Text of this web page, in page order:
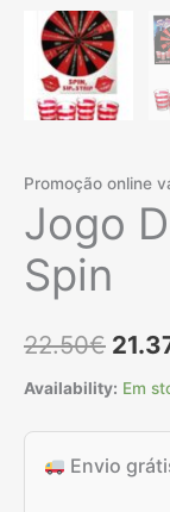
Promoção online
Jogo
Spin
22.50€ O
era:
Availability: Em
Envio